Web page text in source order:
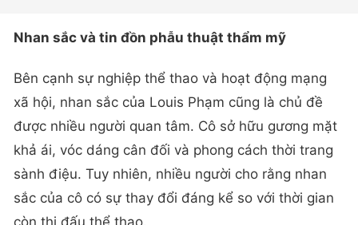
Nhan sắc và tin đồn phẫu thuật thẩm mỹ
Bên cạnh sự nghiệp thể thao và hoạt động mạng
xã hội, nhan sắc của Louis Phạm cũng là chủ đề
được nhiều người quan tâm. Cô sở hữu gương mặt
khả ái, vóc dáng cân đối và phong cách thời trang
sành điệu. Tuy nhiên, nhiều người cho rằng nhan
sắc của cô có sự thay đổi đáng kể so với thời gian
còn thi đấu thể thao.